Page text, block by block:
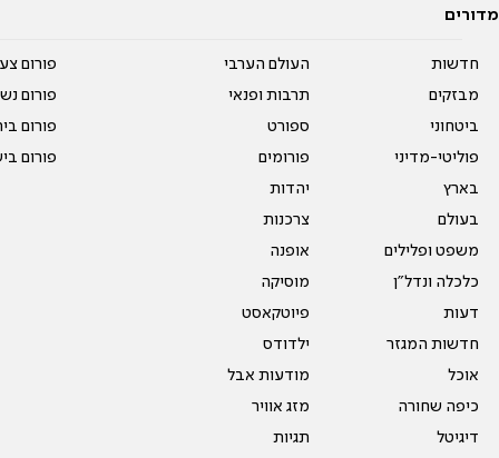
מדורים
חדשות
מבזקים
ביטחוני
פוליטי-מדיני
בארץ
בעולם
משפט ופלילים
כלכלה ונדל"ן
דעות
חדשות המגזר
אוכל
כיפה שחורה
דיגיטל
העולם הערבי
תרבות ופנאי
ספורט
פורומים
יהדות
צרכנות
אופנה
מוסיקה
פיוטקאסט
ילדודס
מודעות אבל
מזג אוויר
תגיות
פורום
פורום
פורום
פורום